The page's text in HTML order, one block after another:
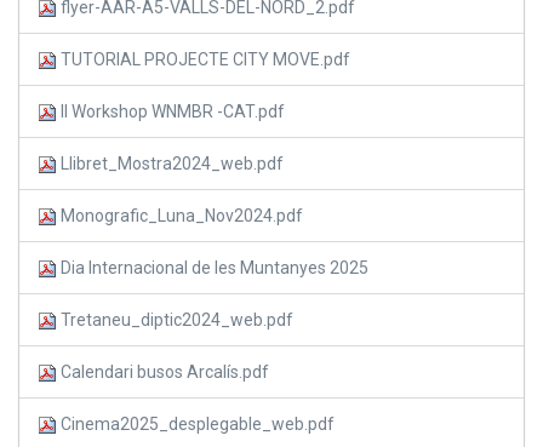
flyer-AAR-A5-VALLS-DEL-NORD_2.pdf
TUTORIAL PROJECTE CITY MOVE.pdf
II Workshop WNMBR -CAT.pdf
Llibret_Mostra2024_web.pdf
Monografic_Luna_Nov2024.pdf
Dia Internacional de les Muntanyes 2025
Tretaneu_diptic2024_web.pdf
Calendari busos Arcalís.pdf
Cinema2025_desplegable_web.pdf